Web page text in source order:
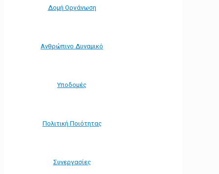
Δομή Οργάνωση
Ανθρώπινο Δυναμικό
Υποδομές
Πολιτική Ποιότητας
Συνεργασίες